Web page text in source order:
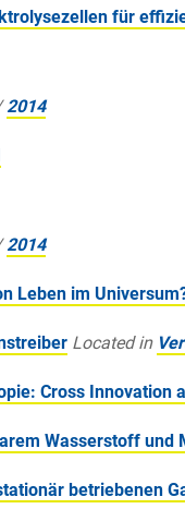
für
2014
2014
Leben im
Located in
Cross Innovation
Wasserstoff und
betriebenen